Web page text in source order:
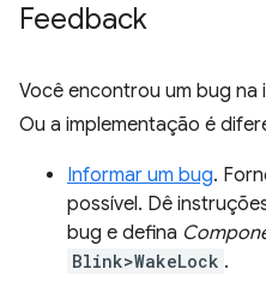
Feedback
Você encontrou um bug na
Ou a implementação é
Informar um bug.
possível. Dê
bug e defina
Blink>WakeLock .